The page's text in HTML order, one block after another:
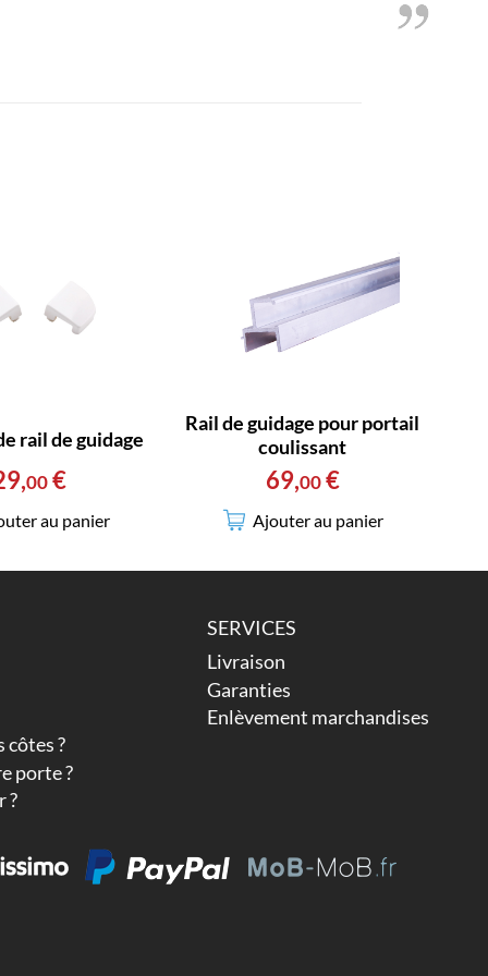
rail de guidage
,00€
au panier
Rail de guidage pour portail
coulissant
69,00 €
Ajouter au panier
côtes ?
porte ?
?
SERVICES
Livraison
Garanties
Enlèvement marchandises